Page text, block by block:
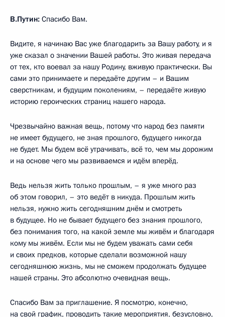
В.Путин: Спасибо Вам.
Видите, я начинаю Вас уже благодарить за Вашу работу, и я
уже сказал о значении Вашей работы. Это живая передача
от тех, кто воевал за нашу Родину, вживую практически. Вы
сами это принимаете и передаёте другим – и Вашим
сверстникам, и будущим поколениям, – передаёте живую
историю героических страниц нашего народа.
Чрезвычайно важная вещь, потому что народ без памяти
не имеет будущего, не зная прошлого, будущего никогда
не будет. Мы будем всё утрачивать, всё то, чем мы дорожим
и на основе чего мы развиваемся и идём вперёд.
Ведь нельзя жить только прошлым, – я уже много раз
об этом говорил, – это ведёт в никуда. Прошлым жить
нельзя, нужно жить сегодняшним днём и смотреть
в будущее. Но не бывает будущего без знания прошлого,
без понимания того, на какой земле мы живём и благодаря
кому мы живём. Если мы не будем уважать сами себя
и своих предков, которые сделали возможной нашу
сегодняшнюю жизнь, мы не сможем продолжать будущее
нашей страны. Это абсолютно очевидная вещь.
Спасибо Вам за приглашение. Я посмотрю, конечно,
на свой график, проводить такие мероприятия, безусловно,